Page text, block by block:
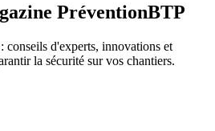
PréventionBTP
conseils d'experts, innovations et
la sécurité sur vos chantiers.